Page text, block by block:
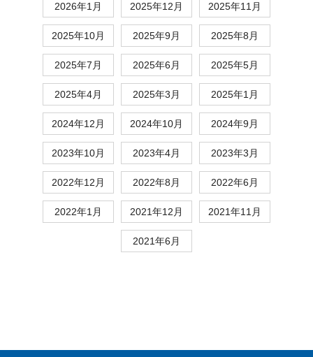
2026年1月 2025年12月 2025年11月
2025年10月 2025年9月 2025年8月
2025年7月 2025年6月 2025年5月
2025年4月 2025年3月 2025年1月
2024年12月 2024年10月 2024年9月
2023年10月 2023年4月 2023年3月
2022年12月 2022年8月 2022年6月
2022年1月 2021年12月 2021年11月
2021年6月